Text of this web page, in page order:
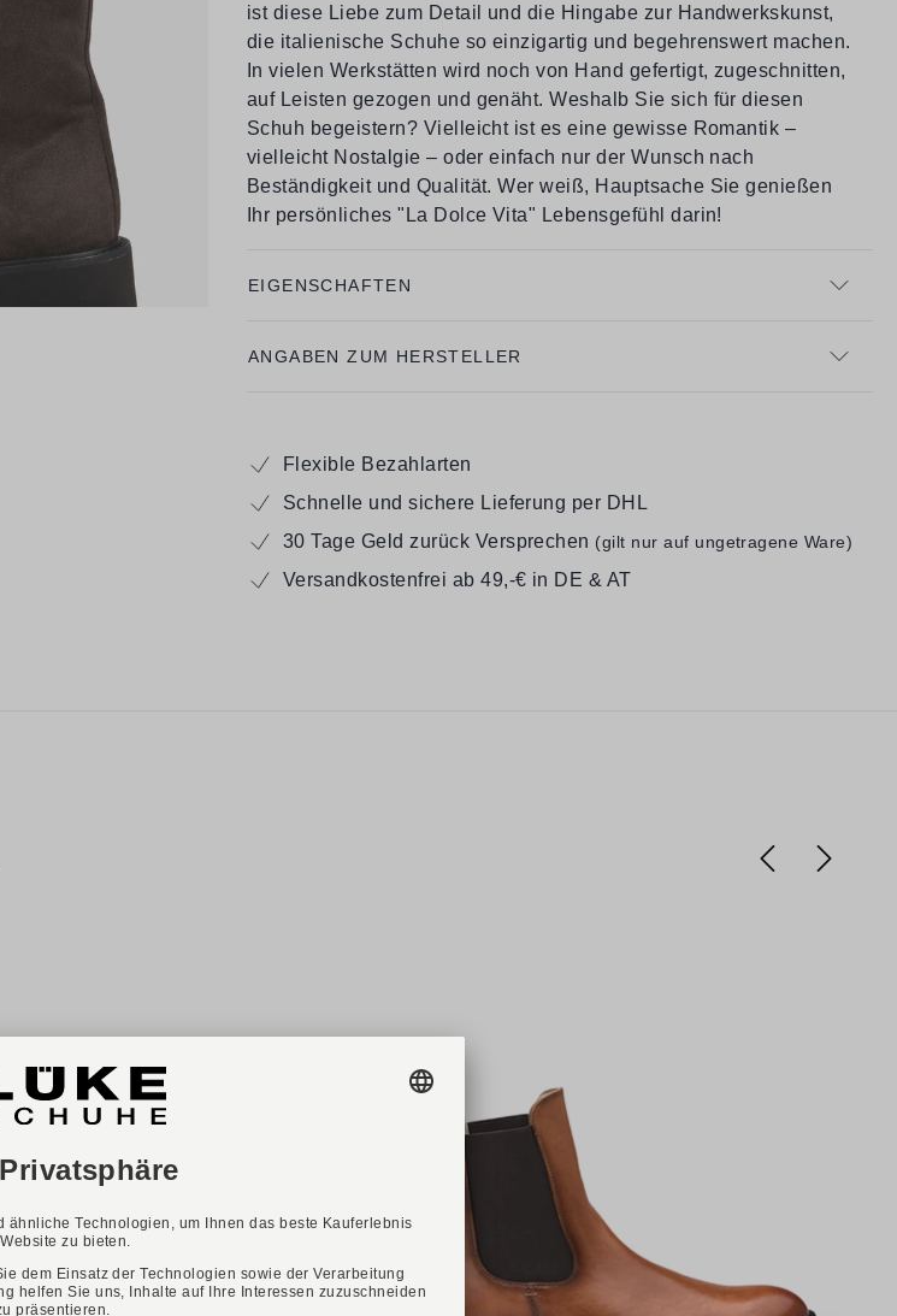
ist diese Liebe zum Detail und die Hingabe zur Handwerkskunst,
die italienische Schuhe so einzigartig und begehrenswert machen.
In vielen Werkstätten wird noch von Hand gefertigt, zugeschnitten,
auf Leisten gezogen und genäht. Weshalb Sie sich für diesen
Schuh begeistern? Vielleicht ist es eine gewisse Romantik –
vielleicht Nostalgie – oder einfach nur der Wunsch nach
Beständigkeit und Qualität. Wer weiß, Hauptsache Sie genießen
Ihr persönliches "La Dolce Vita" Lebensgefühl darin!
EIGENSCHAFTEN
ANGABEN ZUM HERSTELLER
Flexible Bezahlarten
Schnelle und sichere Lieferung per DHL
30 Tage Geld zurück Versprechen (gilt nur auf ungetragene Ware)
Versandkostenfrei ab 49,-€ in DE & AT